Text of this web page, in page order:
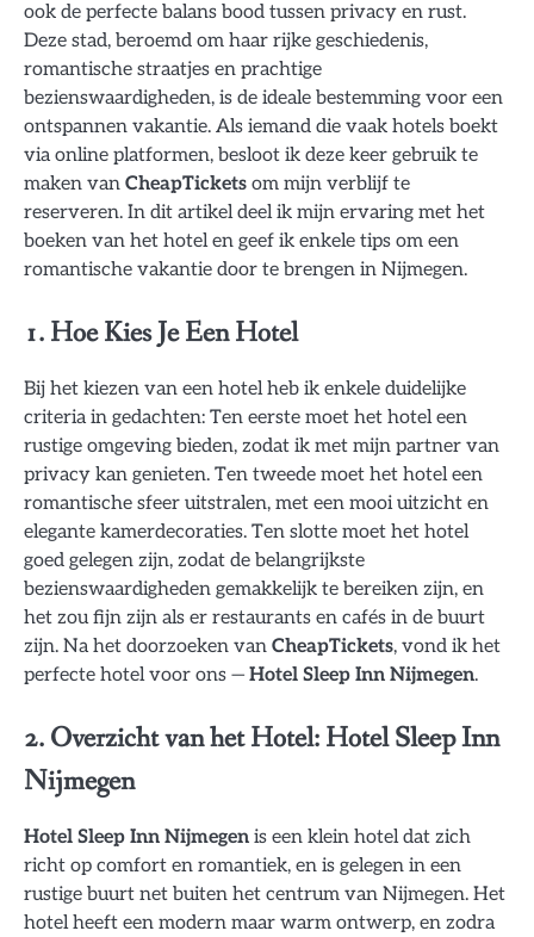
ook de perfecte balans bood tussen privacy en rust.
Deze stad, beroemd om haar rijke geschiedenis,
romantische straatjes en prachtige
bezienswaardigheden, is de ideale bestemming voor een
ontspannen vakantie. Als iemand die vaak hotels boekt
via online platformen, besloot ik deze keer gebruik te
maken van CheapTickets om mijn verblijf te
reserveren. In dit artikel deel ik mijn ervaring met het
boeken van het hotel en geef ik enkele tips om een
romantische vakantie door te brengen in Nijmegen.
1. Hoe Kies Je Een Hotel
Bij het kiezen van een hotel heb ik enkele duidelijke
criteria in gedachten: Ten eerste moet het hotel een
rustige omgeving bieden, zodat ik met mijn partner van
privacy kan genieten. Ten tweede moet het hotel een
romantische sfeer uitstralen, met een mooi uitzicht en
elegante kamerdecoraties. Ten slotte moet het hotel
goed gelegen zijn, zodat de belangrijkste
bezienswaardigheden gemakkelijk te bereiken zijn, en
het zou fijn zijn als er restaurants en cafés in de buurt
zijn. Na het doorzoeken van CheapTickets, vond ik het
perfecte hotel voor ons — Hotel Sleep Inn Nijmegen.
2. Overzicht van het Hotel: Hotel Sleep Inn
Nijmegen
Hotel Sleep Inn Nijmegen is een klein hotel dat zich
richt op comfort en romantiek, en is gelegen in een
rustige buurt net buiten het centrum van Nijmegen. Het
hotel heeft een modern maar warm ontwerp, en zodra